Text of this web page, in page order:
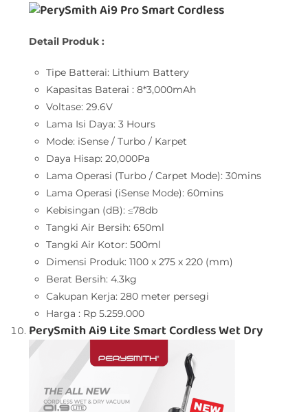
Detail Produk :
Tipe Batterai: Lithium Battery
Kapasitas Baterai : 8*3,000mAh
Voltase: 29.6V
Lama Isi Daya: 3 Hours
Mode: iSense / Turbo / Karpet
Daya Hisap: 20,000Pa
Lama Operasi (Turbo / Carpet Mode): 30mins
Lama Operasi (iSense Mode): 60mins
Kebisingan (dB): ≤78db
Tangki Air Bersih: 650ml
Tangki Air Kotor: 500ml
Dimensi Produk: 1100 x 275 x 220 (mm)
Berat Bersih: 4.3kg
Cakupan Kerja: 280 meter persegi
Harga : Rp 5.259.000
PerySmith Ai9 Lite Smart Cordless Wet Dry